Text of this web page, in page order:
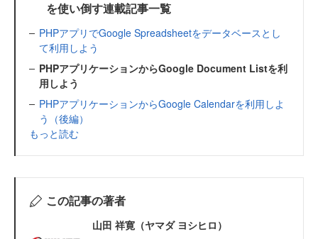
を使い倒す連載記事一覧
PHPアプリでGoogle Spreadsheetをデータベースとし
て利用しよう
PHPアプリケーションからGoogle Document Listを利
用しよう
PHPアプリケーションからGoogle Calendarを利用しよ
う（後編）
もっと読む
この記事の著者
山田 祥寛（ヤマダ ヨシヒロ）